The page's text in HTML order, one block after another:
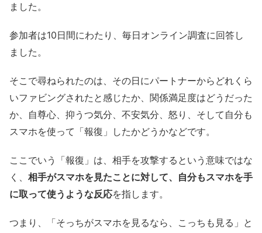
ました。
参加者は10日間にわたり、毎日オンライン調査に回答し
ました。
そこで尋ねられたのは、その日にパートナーからどれくら
いファビングされたと感じたか、関係満足度はどうだった
か、自尊心、抑うつ気分、不安気分、怒り、そして自分も
スマホを使って「報復」したかどうかなどです。
ここでいう「報復」は、相手を攻撃するという意味ではな
く、 相手がスマホを見たことに対して、自分もスマホを手
に取って使うような反応を指します。
つまり、「そっちがスマホを見るなら、こっちも見る」と